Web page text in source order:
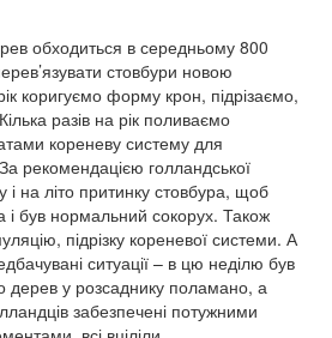
обходиться в середньому 800
стовбури новою
коригуємо форму крон, підрізаємо,
разів на рік поливаємо
кореневу систему для
рекомендацією голландської
на літо притинку стовбура, щоб
був нормальний сокорух. Також
підрізку кореневої системи. А
ситуації – в цю неділю був
дерев у розсаднику поламано, а
забезпечені потужними